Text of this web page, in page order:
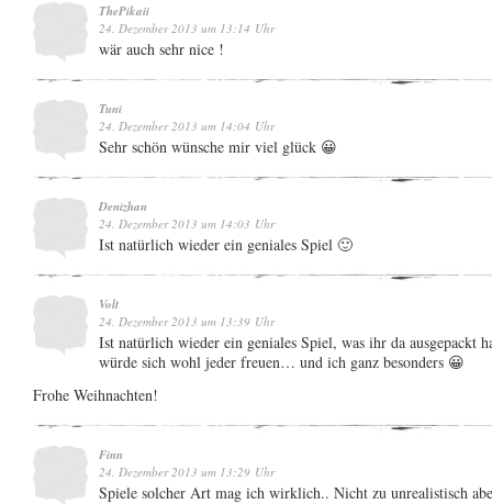
ThePikaii
24. Dezember 2013 um 13:14 Uhr
wär auch sehr nice !
Tuni
24. Dezember 2013 um 14:04 Uhr
Sehr schön wünsche mir viel glück 😀
Denizhan
24. Dezember 2013 um 14:03 Uhr
Ist natürlich wieder ein geniales Spiel 🙂
Volt
24. Dezember 2013 um 13:39 Uhr
Ist natürlich wieder ein geniales Spiel, was ihr da ausgepackt
würde sich wohl jeder freuen… und ich ganz besonders 😀
Frohe Weihnachten!
Finn
24. Dezember 2013 um 13:29 Uhr
Spiele solcher Art mag ich wirklich.. Nicht zu unrealistisch